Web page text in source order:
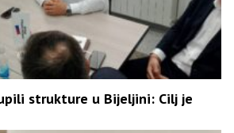
strukture u Bijeljini: Cilj je